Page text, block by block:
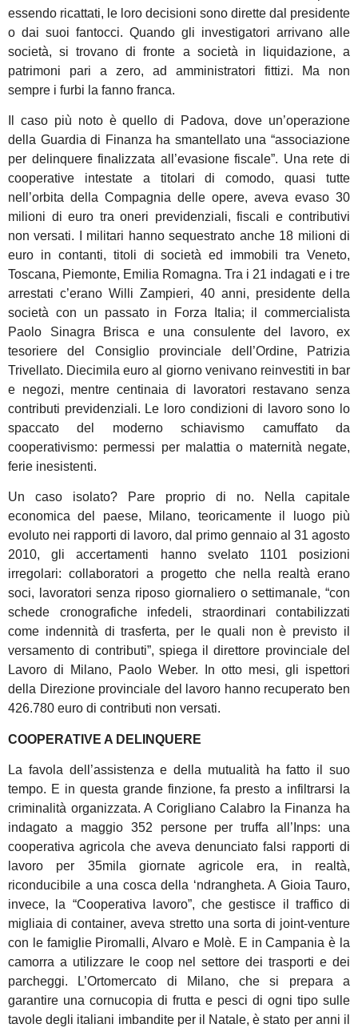
essendo ricattati, le loro decisioni sono dirette dal presidente
o dai suoi fantocci. Quando gli investigatori arrivano alle
società, si trovano di fronte a società in liquidazione, a
patrimoni pari a zero, ad amministratori fittizi. Ma non
sempre i furbi la fanno franca.
Il caso più noto è quello di Padova, dove un’operazione
della Guardia di Finanza ha smantellato una “associazione
per delinquere finalizzata all’evasione fiscale”. Una rete di
cooperative intestate a titolari di comodo, quasi tutte
nell’orbita della Compagnia delle opere, aveva evaso 30
milioni di euro tra oneri previdenziali, fiscali e contributivi
non versati. I militari hanno sequestrato anche 18 milioni di
euro in contanti, titoli di società ed immobili tra Veneto,
Toscana, Piemonte, Emilia Romagna. Tra i 21 indagati e i tre
arrestati c’erano Willi Zampieri, 40 anni, presidente della
società con un passato in Forza Italia; il commercialista
Paolo Sinagra Brisca e una consulente del lavoro, ex
tesoriere del Consiglio provinciale dell’Ordine, Patrizia
Trivellato. Diecimila euro al giorno venivano reinvestiti in bar
e negozi, mentre centinaia di lavoratori restavano senza
contributi previdenziali. Le loro condizioni di lavoro sono lo
spaccato del moderno schiavismo camuffato da
cooperativismo: permessi per malattia o maternità negate,
ferie inesistenti.
Un caso isolato? Pare proprio di no. Nella capitale
economica del paese, Milano, teoricamente il luogo più
evoluto nei rapporti di lavoro, dal primo gennaio al 31 agosto
2010, gli accertamenti hanno svelato 1101 posizioni
irregolari: collaboratori a progetto che nella realtà erano
soci, lavoratori senza riposo giornaliero o settimanale, “con
schede cronografiche infedeli, straordinari contabilizzati
come indennità di trasferta, per le quali non è previsto il
versamento di contributi”, spiega il direttore provinciale del
Lavoro di Milano, Paolo Weber. In otto mesi, gli ispettori
della Direzione provinciale del lavoro hanno recuperato ben
426.780 euro di contributi non versati.
COOPERATIVE A DELINQUERE
La favola dell’assistenza e della mutualità ha fatto il suo
tempo. E in questa grande finzione, fa presto a infiltrarsi la
criminalità organizzata. A Corigliano Calabro la Finanza ha
indagato a maggio 352 persone per truffa all’Inps: una
cooperativa agricola che aveva denunciato falsi rapporti di
lavoro per 35mila giornate agricole era, in realtà,
riconducibile a una cosca della ‘ndrangheta. A Gioia Tauro,
invece, la “Cooperativa lavoro”, che gestisce il traffico di
migliaia di container, aveva stretto una sorta di joint-venture
con le famiglie Piromalli, Alvaro e Molè. E in Campania è la
camorra a utilizzare le coop nel settore dei trasporti e dei
parcheggi. L’Ortomercato di Milano, che si prepara a
garantire una cornucopia di frutta e pesci di ogni tipo sulle
tavole degli italiani imbandite per il Natale, è stato per anni il